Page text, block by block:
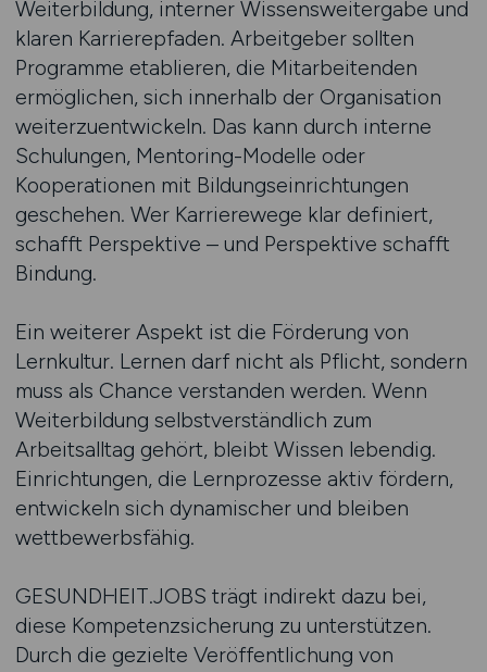
Weiterbildung, interner Wissensweitergabe und
klaren Karrierepfaden. Arbeitgeber sollten
Programme etablieren, die Mitarbeitenden
ermöglichen, sich innerhalb der Organisation
weiterzuentwickeln. Das kann durch interne
Schulungen, Mentoring-Modelle oder
Kooperationen mit Bildungseinrichtungen
geschehen. Wer Karrierewege klar definiert,
schafft Perspektive – und Perspektive schafft
Bindung.
Ein weiterer Aspekt ist die Förderung von
Lernkultur. Lernen darf nicht als Pflicht, sondern
muss als Chance verstanden werden. Wenn
Weiterbildung selbstverständlich zum
Arbeitsalltag gehört, bleibt Wissen lebendig.
Einrichtungen, die Lernprozesse aktiv fördern,
entwickeln sich dynamischer und bleiben
wettbewerbsfähig.
GESUNDHEIT.JOBS trägt indirekt dazu bei,
diese Kompetenzsicherung zu unterstützen.
Durch die gezielte Veröffentlichung von